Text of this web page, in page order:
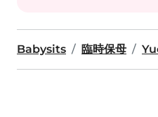
Babysits 臨時保母